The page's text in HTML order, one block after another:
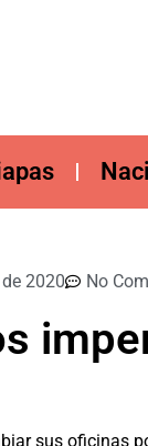
2020 No
sus oficinas